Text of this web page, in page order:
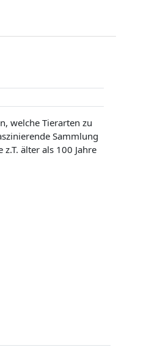
welche Tierarten zu
Sammlung
älter als 100 Jahre